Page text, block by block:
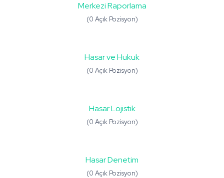
Merkezi Raporlama
(0 Açık Pozisyon)
Hasar ve Hukuk
(0 Açık Pozisyon)
Hasar Lojistik
(0 Açık Pozisyon)
Hasar Denetim
(0 Açık Pozisyon)